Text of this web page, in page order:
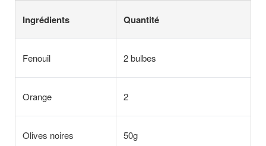
Ingrédients Quantité
Fenouil 2 bulbes
Orange 2
Olives noires 50g